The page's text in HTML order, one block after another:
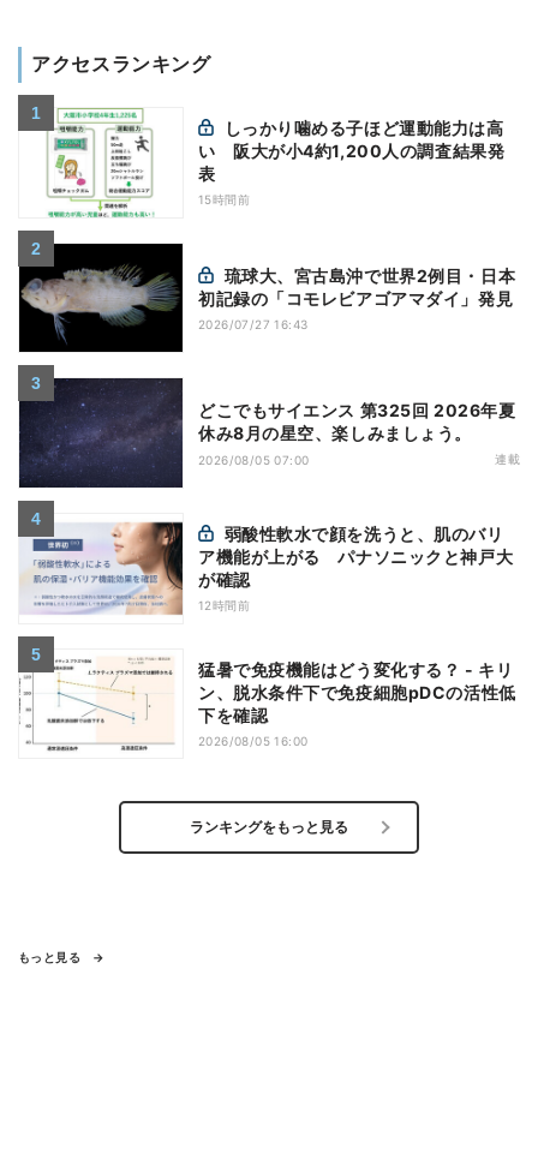
アクセスランキング
い 阪大が小4約1,200人の調査結果発
表
15時間前
初記録の「コモレビアゴアマダイ」発見
2026/07/27 16:43
どこでもサイエンス 第325回 2026年夏
休み8月の星空、楽しみましょう。
2026/08/05 07:00 連載
ア機能が上がる パナソニックと神戸大
が確認
12時間前
猛暑で免疫機能はどう変化する？ - キリ
ン、脱水条件下で免疫細胞pDCの活性低
下を確認
2026/08/05 16:00
ランキングをもっと見る
もっと見る